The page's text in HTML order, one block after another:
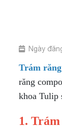
Ngày
Trám
răng
khoa Tulip
1.